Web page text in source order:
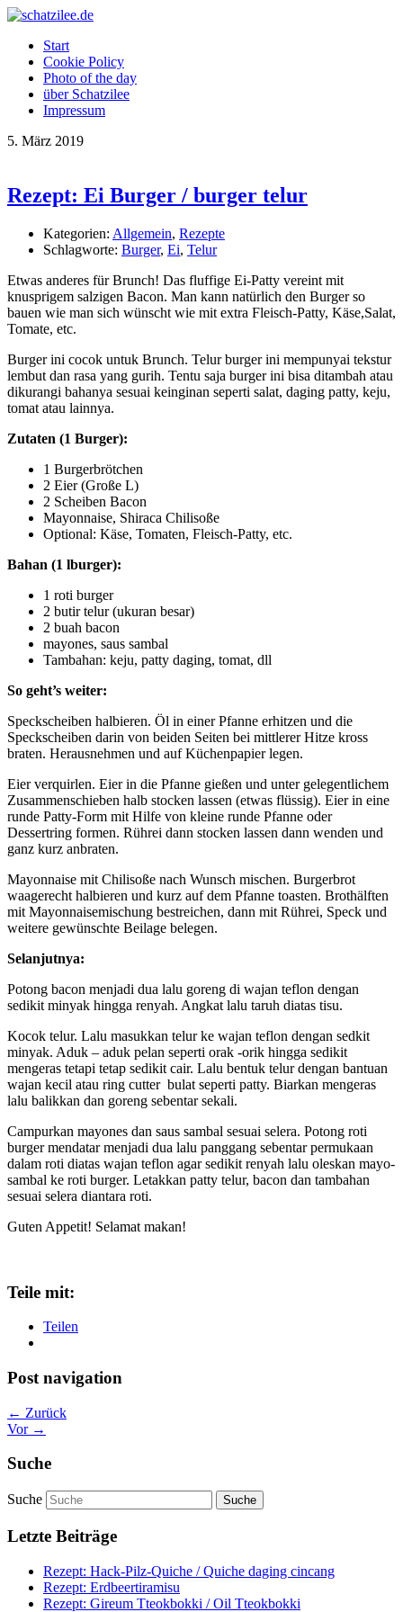
Start
Cookie Policy
Photo of the day
über Schatzilee
Impressum
5. März 2019
Rezept: Ei Burger / burger telur
Kategorien: Allgemein, Rezepte
Schlagworte: Burger, Ei, Telur
Etwas anderes für Brunch! Das fluffige Ei-Patty vereint mit
knusprigem salzigen Bacon. Man kann natürlich den Burger so
bauen wie man sich wünscht wie mit extra Fleisch-Patty, Käse,Salat,
Tomate, etc.
Burger ini cocok untuk Brunch. Telur burger ini mempunyai tekstur
lembut dan rasa yang gurih. Tentu saja burger ini bisa ditambah atau
dikurangi bahanya sesuai keinginan seperti salat, daging patty, keju,
tomat atau lainnya.
Zutaten (1 Burger):
1 Burgerbrötchen
2 Eier (Große L)
2 Scheiben Bacon
Mayonnaise, Shiraca Chilisoße
Optional: Käse, Tomaten, Fleisch-Patty, etc.
Bahan (1 lburger):
1 roti burger
2 butir telur (ukuran besar)
2 buah bacon
mayones, saus sambal
Tambahan: keju, patty daging, tomat, dll
So geht’s weiter:
Speckscheiben halbieren. Öl in einer Pfanne erhitzen und die
Speckscheiben darin von beiden Seiten bei mittlerer Hitze kross
braten. Herausnehmen und auf Küchenpapier legen.
Eier verquirlen. Eier in die Pfanne gießen und unter gelegentlichem
Zusammenschieben halb stocken lassen (etwas flüssig). Eier in eine
runde Patty-Form mit Hilfe von kleine runde Pfanne oder
Dessertring formen. Rührei dann stocken lassen dann wenden und
ganz kurz anbraten.
Mayonnaise mit Chilisoße nach Wunsch mischen. Burgerbrot
waagerecht halbieren und kurz auf dem Pfanne toasten. Brothälften
mit Mayonnaisemischung bestreichen, dann mit Rührei, Speck und
weitere gewünschte Beilage belegen.
Selanjutnya:
Potong bacon menjadi dua lalu goreng di wajan teflon dengan
sedikit minyak hingga renyah. Angkat lalu taruh diatas tisu.
Kocok telur. Lalu masukkan telur ke wajan teflon dengan sedkit
minyak. Aduk – aduk pelan seperti orak -orik hingga sedikit
mengeras tetapi tetap sedikit cair. Lalu bentuk telur dengan bantuan
wajan kecil atau ring cutter bulat seperti patty. Biarkan mengeras
lalu balikkan dan goreng sebentar sekali.
Campurkan mayones dan saus sambal sesuai selera. Potong roti
burger mendatar menjadi dua lalu panggang sebentar permukaan
dalam roti diatas wajan teflon agar sedikit renyah lalu oleskan mayo-
sambal ke roti burger. Letakkan patty telur, bacon dan tambahan
sesuai selera diantara roti.
Guten Appetit! Selamat makan!
Teile mit:
Teilen
Post navigation
← Zurück
Vor →
Suche
Suche
Letzte Beiträge
Rezept: Hack-Pilz-Quiche / Quiche daging cincang
Rezept: Erdbeertiramisu
Rezept: Gireum Tteokbokki / Oil Tteokbokki